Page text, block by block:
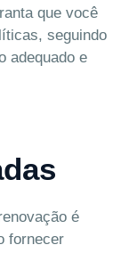
que você
seguindo
adequado e
é
fornecer